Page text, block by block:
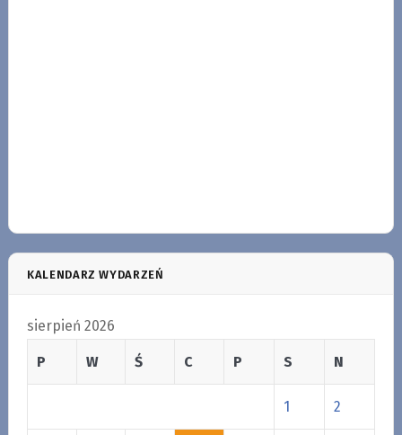
KALENDARZ WYDARZEŃ
sierpień 2026
P W Ś C P S N
1 2